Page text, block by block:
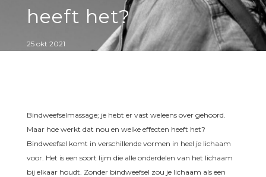
heeft het?
25 okt 2021
Bindweefselmassage; je hebt er vast weleens over gehoord.
Maar hoe werkt dat nou en welke effecten heeft het?
Bindweefsel komt in verschillende vormen in heel je lichaam
voor. Het is een soort lijm die alle onderdelen van het lichaam
bij elkaar houdt. Zonder bindweefsel zou je lichaam als een